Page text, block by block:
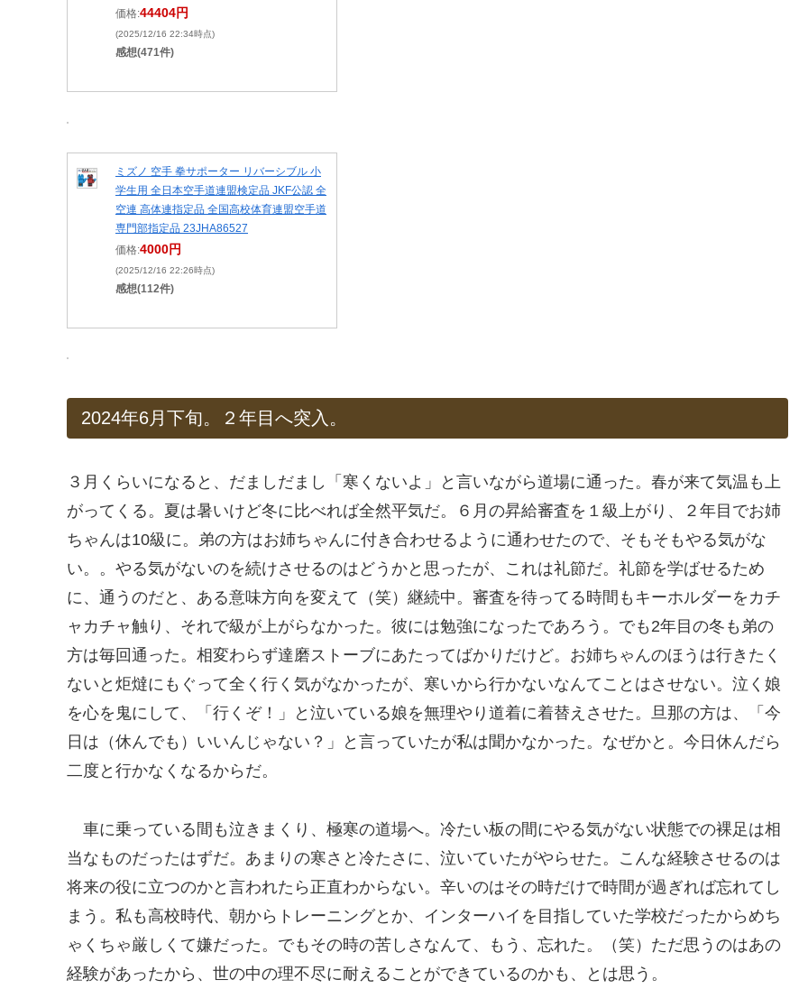
価格:44404円
(2025/12/16 22:34時点)
感想(471件)
ミズノ 空手 拳サポーター リバーシブル 小
学生用 全日本空手道連盟検定品 JKF公認 全
空連 高体連指定品 全国高校体育連盟空手道
専門部指定品 23JHA86527
価格:4000円
(2025/12/16 22:26時点)
感想(112件)
2024年6月下旬。２年目へ突入。
３月くらいになると、だましだまし「寒くないよ」と言いながら道場に通った。春が来て気温も上
がってくる。夏は暑いけど冬に比べれば全然平気だ。６月の昇給審査を１級上がり、２年目でお姉
ちゃんは10級に。弟の方はお姉ちゃんに付き合わせるように通わせたので、そもそもやる気がな
い。。やる気がないのを続けさせるのはどうかと思ったが、これは礼節だ。礼節を学ばせるため
に、通うのだと、ある意味方向を変えて（笑）継続中。審査を待ってる時間もキーホルダーをカチ
ャカチャ触り、それで級が上がらなかった。彼には勉強になったであろう。でも2年目の冬も弟の
方は毎回通った。相変わらず達磨ストーブにあたってばかりだけど。お姉ちゃんのほうは行きたく
ないと炬燵にもぐって全く行く気がなかったが、寒いから行かないなんてことはさせない。泣く娘
を心を鬼にして、「行くぞ！」と泣いている娘を無理やり道着に着替えさせた。旦那の方は、「今
日は（休んでも）いいんじゃない？」と言っていたが私は聞かなかった。なぜかと。今日休んだら
二度と行かなくなるからだ。
車に乗っている間も泣きまくり、極寒の道場へ。冷たい板の間にやる気がない状態での裸足は相
当なものだったはずだ。あまりの寒さと冷たさに、泣いていたがやらせた。こんな経験させるのは
将来の役に立つのかと言われたら正直わからない。辛いのはその時だけで時間が過ぎれば忘れてし
まう。私も高校時代、朝からトレーニングとか、インターハイを目指していた学校だったからめち
ゃくちゃ厳しくて嫌だった。でもその時の苦しさなんて、もう、忘れた。（笑）ただ思うのはあの
経験があったから、世の中の理不尽に耐えることができているのかも、とは思う。